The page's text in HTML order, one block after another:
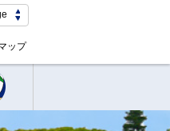
ップ